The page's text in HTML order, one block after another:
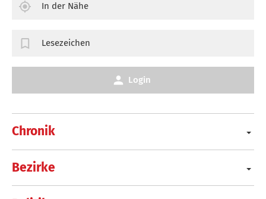
Chronik
Bezirke
In der Nähe
Lesezeichen
Login